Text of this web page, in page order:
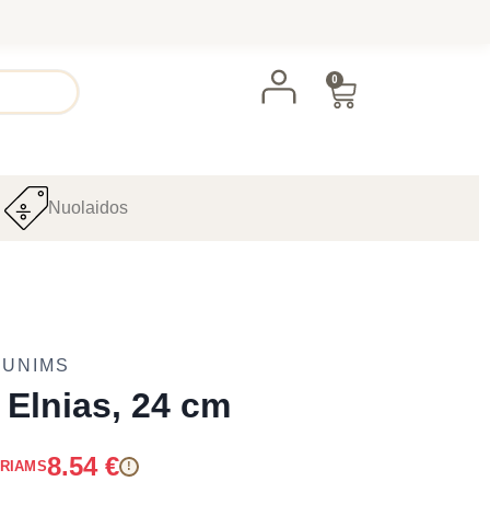
0
Nuolaidos
24 cm
8.54 € !